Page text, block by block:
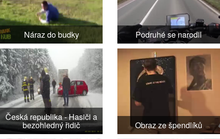
Náraz do budky Podruhé se narodil
Česká republika - Hasiči a
bezohledný řidič Obraz ze špendlíků